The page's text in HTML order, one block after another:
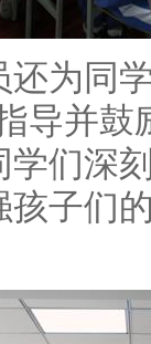
为同
导并
们深
子们